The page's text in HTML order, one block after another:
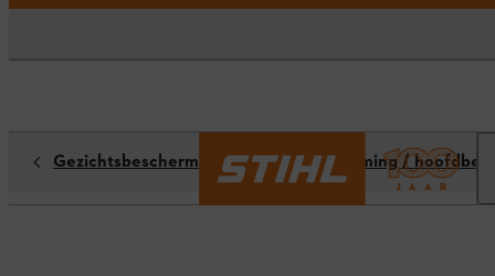
Gezichtsbescherming / gehoorbescherming /